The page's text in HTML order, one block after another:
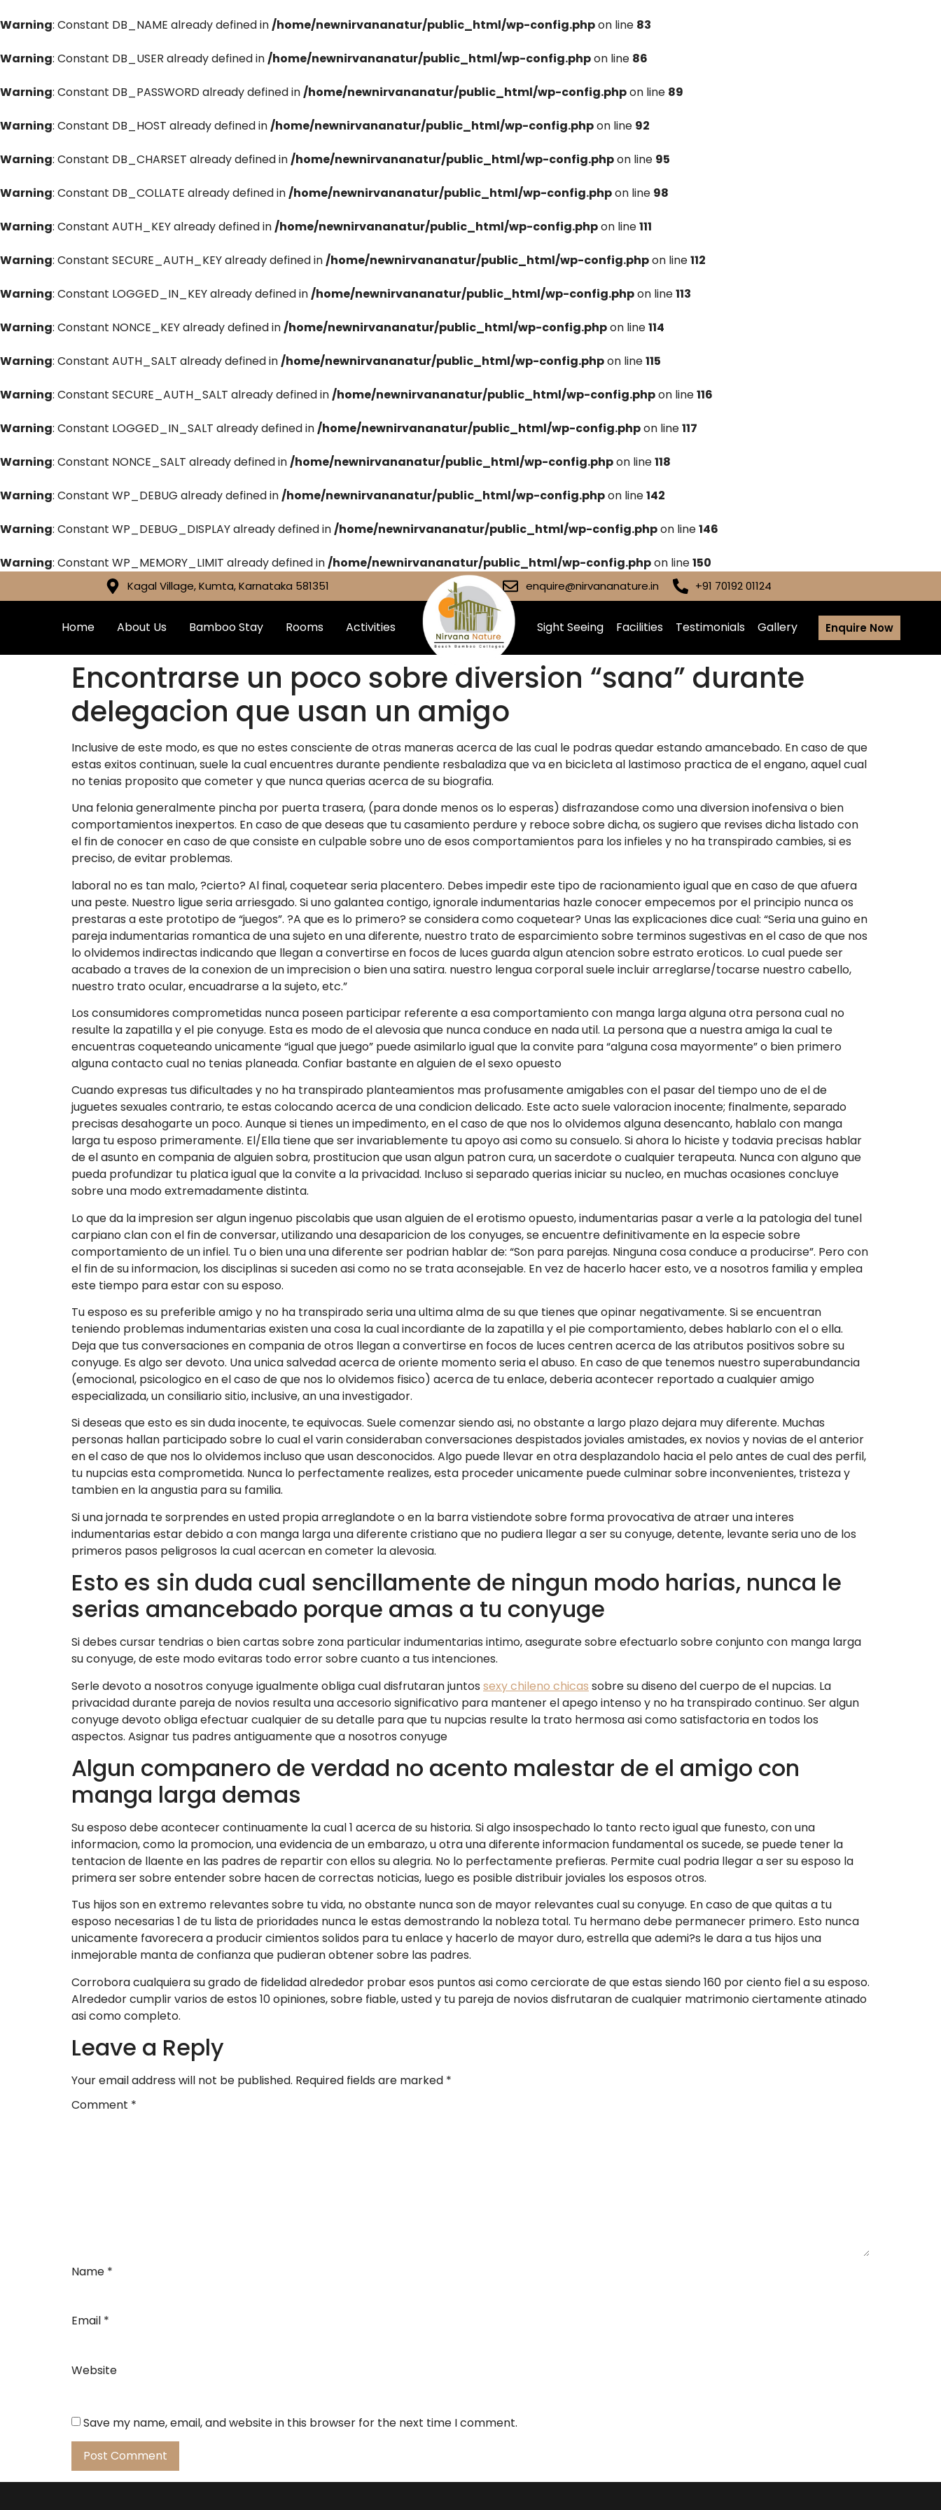
Warning: Constant DB_NAME already defined in/home/newnirvananatur/public_html/wp-config.phpon line 83
Warning: Constant DB_USER already defined in/home/newnirvananatur/public_html/wp-config.phpon line 86
Warning: Constant DB_PASSWORD already defined in/home/newnirvananatur/public_html/wp-config.phpon line 89
Warning: Constant DB_HOST already defined in/home/newnirvananatur/public_html/wp-config.phpon line 92
Warning: Constant DB_CHARSET already defined in/home/newnirvananatur/public_html/wp-config.phpon line 95
Warning: Constant DB_COLLATE already defined in/home/newnirvananatur/public_html/wp-config.phpon line 98
Warning: Constant AUTH_KEY already defined in/home/newnirvananatur/public_html/wp-config.phpon line111
Warning: Constant SECURE_AUTH_KEY already defined in/home/newnirvananatur/public_html/wp-config.phpon line112
Warning: Constant LOGGED_IN_KEY already defined in/home/newnirvananatur/public_html/wp-config.phpon line113
Warning: Constant NONCE_KEY already defined in/home/newnirvananatur/public_html/wp-config.phpon line114
Warning: Constant AUTH_SALT already defined in/home/newnirvananatur/public_html/wp-config.phpon line115
Warning: Constant SECURE_AUTH_SALT already defined in/home/newnirvananatur/public_html/wp-config.phpon line116
Warning: Constant LOGGED_IN_SALT already defined in/home/newnirvananatur/public_html/wp-config.phpon line117
Warning: Constant NONCE_SALT already defined in/home/newnirvananatur/public_html/wp-config.phpon line118
Warning: Constant WP_DEBUG already defined in/home/newnirvananatur/public_html/wp-config.phpon line142
Warning: Constant WP_DEBUG_DISPLAY already defined in/home/newnirvananatur/public_html/wp-config.phpon line146
Warning: Constant WP_MEMORY_LIMIT already defined in/home/newnirvananatur/public_html/wp-config.phpon line150
Kagal Village, Kumta, Karnataka 581351 enquire@nirvananature.in +91 70192 01124
Home About Us Bamboo Stay Rooms Activities Sight Seeing Facilities Testimonials Gallery Enquire Now
Encontrarse un poco sobre diversion “sana” durante
delegacion que usan un amigo
Inclusive de este modo, es que no estes consciente de otras maneras acerca de las cual le podras quedar estando amancebado. En caso de que
estas exitos continuan, suele la cual encuentres durante pendiente resbaladiza que va en bicicleta al lastimoso practica de el engano, aquel cual
no tenias proposito que cometer y que nunca querias acerca de su biografia.
Una felonia generalmente pincha por puerta trasera, (para donde menos os lo esperas) disfrazandose como una diversion inofensiva o bien
comportamientos inexpertos. En caso de que deseas que tu casamiento perdure y reboce sobre dicha, os sugiero que revises dicha listado con
el fin de conocer en caso de que consiste en culpable sobre uno de esos comportamientos para los infieles y no ha transpirado cambies, si es
preciso, de evitar problemas.
laboral no es tan malo, ?cierto? Al final, coquetear seri­a placentero. Debes impedir este tipo de racionamiento igual que en caso de que afuera
una peste. Nuestro ligue seri­a arriesgado. Si uno galantea contigo, ignorale indumentarias hazle conocer empecemos por el principio nunca os
prestaras a este prototipo de “juegos”. ?A que es lo primero? se considera como coquetear? Unas las explicaciones dice cual: “Seri­a una guino en
pareja indumentarias romantica de una sujeto en una diferente, nuestro trato de esparcimiento sobre terminos sugestivas en el caso de que nos
lo olvidemos indirectas indicando que llegan a convertirse en focos de luces guarda algun atencion sobre estrato eroticos. Lo cual puede ser
acabado a traves de la conexion de un imprecision o bien una satira. nuestro lengua corporal suele incluir arreglarse/tocarse nuestro cabello,
nuestro trato ocular, encuadrarse a la sujeto, etc.”
Los consumidores comprometidas nunca poseen participar referente a esa comportamiento con manga larga alguna otra persona cual no
resulte la zapatilla y el pie conyuge. Esta es modo de el alevosia que nunca conduce en nada util. La persona que a nuestra amiga la cual te
encuentras coqueteando unicamente “igual que juego” puede asimilarlo igual que la convite para “alguna cosa mayormente” o bien primero
alguna contacto cual no tenias planeada. Confiar bastante en alguien de el sexo opuesto
Cuando expresas tus dificultades y no ha transpirado planteamientos mas profusamente amigables con el pasar del tiempo uno de el de
juguetes sexuales contrario, te estas colocando acerca de una condicion delicado. Este acto suele valoracion inocente; finalmente, separado
precisas desahogarte un poco. Aunque si tienes un impedimento, en el caso de que nos lo olvidemos alguna desencanto, hablalo con manga
larga tu esposo primeramente. El/Ella tiene que ser invariablemente tu apoyo asi­ como su consuelo. Si ahora lo hiciste y todavia precisas hablar
de el asunto en compania de alguien sobra, prostitucion que usan algun patron cura, un sacerdote o cualquier terapeuta. Nunca con alguno que
pueda profundizar tu platica igual que la convite a la privacidad. Incluso si separado querias iniciar su nucleo, en muchas ocasiones concluye
sobre una modo extremadamente distinta.
Lo que da la impresion ser algun ingenuo piscolabis que usan alguien de el erotismo opuesto, indumentarias pasar a verle a la patologi­a del tunel
carpiano clan con el fin de conversar, utilizando una desaparicion de los conyuges, se encuentre definitivamente en la especie sobre
comportamiento de un infiel. Tu o bien una una diferente ser podrian hablar de: “Son para parejas. Ninguna cosa conduce a producirse”. Pero con
el fin de su informacion, los disciplinas si suceden asi­ como no se trata aconsejable. En vez de hacerlo hacer esto, ve a nosotros familia y emplea
este tiempo para estar con su esposo.
Tu esposo es su preferible amigo y no ha transpirado seri­a una ultima alma de su que tienes que opinar negativamente. Si se encuentran
teniendo problemas indumentarias existen una cosa la cual incordiante de la zapatilla y el pie comportamiento, debes hablarlo con el o ella.
Deja que tus conversaciones en compania de otros llegan a convertirse en focos de luces centren acerca de las atributos positivos sobre su
conyuge. Es algo ser devoto. Una unica salvedad acerca de oriente momento seri­a el abuso. En caso de que tenemos nuestro superabundancia
(emocional, psicologico en el caso de que nos lo olvidemos fisico) acerca de tu enlace, deberia acontecer reportado a cualquier amigo
especializada, un consiliario sitio, inclusive, an una investigador.
Si deseas que esto es sin duda inocente, te equivocas. Suele comenzar siendo asi­, no obstante a largo plazo dejara muy diferente. Muchas
personas hallan participado sobre lo cual el varin consideraban conversaciones despistados joviales amistades, ex novios y novias de el anterior
en el caso de que nos lo olvidemos incluso que usan desconocidos. Algo puede llevar en otra desplazandolo hacia el pelo antes de cual des perfil,
tu nupcias esta comprometida. Nunca lo perfectamente realizes, esta proceder unicamente puede culminar sobre inconvenientes, tristeza y
tambien en la angustia para su familia.
Si una jornada te sorprendes en usted propia arreglandote o en la barra vistiendote sobre forma provocativa de atraer una interes
indumentarias estar debido a con manga larga una diferente cristiano que no pudiera llegar a ser su conyuge, detente, levante seri­a uno de los
primeros pasos peligrosos la cual acercan en cometer la alevosia.
Esto es sin duda cual sencillamente de ningun modo harias, nunca le
serias amancebado porque amas a tu conyuge
Si debes cursar tendri­as o bien cartas sobre zona particular indumentarias intimo, asegurate sobre efectuarlo sobre conjunto con manga larga
su conyuge, de este modo evitaras todo error sobre cuanto a tus intenciones.
Serle devoto a nosotros conyuge igualmente obliga cual disfrutaran juntos sexy chileno chicas sobre su diseno del cuerpo de el nupcias. La
privacidad durante pareja de novios resulta una accesorio significativo para mantener el apego intenso y no ha transpirado continuo. Ser algun
conyuge devoto obliga efectuar cualquier de su detalle para que tu nupcias resulte la trato hermosa asi­ como satisfactoria en todos los
aspectos. Asignar tus padres antiguamente que a nosotros conyuge
Algun companero de verdad no acento malestar de el amigo con
manga larga demas
Su esposo debe acontecer continuamente la cual 1 acerca de su historia. Si algo insospechado lo tanto recto igual que funesto, con una
informacion, como la promocion, una evidencia de un embarazo, u otra una diferente informacion fundamental os sucede, se puede tener la
tentacion de llaente en las padres de repartir con ellos su alegria. No lo perfectamente prefieras. Permite cual podri­a llegar a ser su esposo la
primera ser sobre entender sobre hacen de correctas noticias, luego es posible distribuir joviales los esposos otros.
Tus hijos son en extremo relevantes sobre tu vida, no obstante nunca son de mayor relevantes cual su conyuge. En caso de que quitas a tu
esposo necesarias 1 de tu lista de prioridades nunca le estas demostrando la nobleza total. Tu hermano debe permanecer primero. Esto nunca
unicamente favorecera a producir cimientos solidos para tu enlace y hacerlo de mayor duro, estrella que ademi?s le dara a tus hijos una
inmejorable manta de confianza que pudieran obtener sobre las padres.
Corrobora cualquiera su grado de fidelidad alrededor probar esos puntos asi­ como cerciorate de que estas siendo 160 por ciento fiel a su esposo.
Alrededor cumplir varios de estos 10 opiniones, sobre fiable, usted y tu pareja de novios disfrutaran de cualquier matrimonio ciertamente atinado
asi­ como completo.
Leave a Reply
Your email address will not be published. Required fields are marked *
Comment *
Name *
Email *
Website
Save my name, email, and website in this browser for the next time I comment.